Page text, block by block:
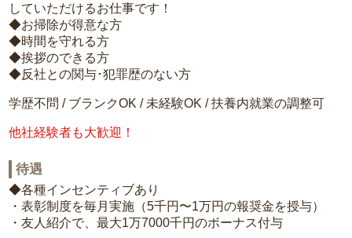
していただけるお仕事です！
◆お掃除が得意な方
◆時間を守れる方
◆挨拶のできる方
◆反社との関与･犯罪歴のない方
学歴不問 / ブランクOK / 未経験OK / 扶養内就業の調整可
他社経験者も大歓迎！
待遇
◆各種インセンティブあり
・表彰制度を毎月実施（5千円〜1万円の報奨金を授与）
・友人紹介で、最大1万7000千円のボーナス付与